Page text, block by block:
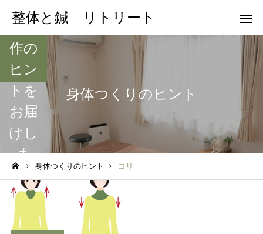
整体と鍼 リトリート
身体つくりのヒント
常動
作の
ヒン
トを
お届
けし
ま
す。
身体つくりのヒント コリ